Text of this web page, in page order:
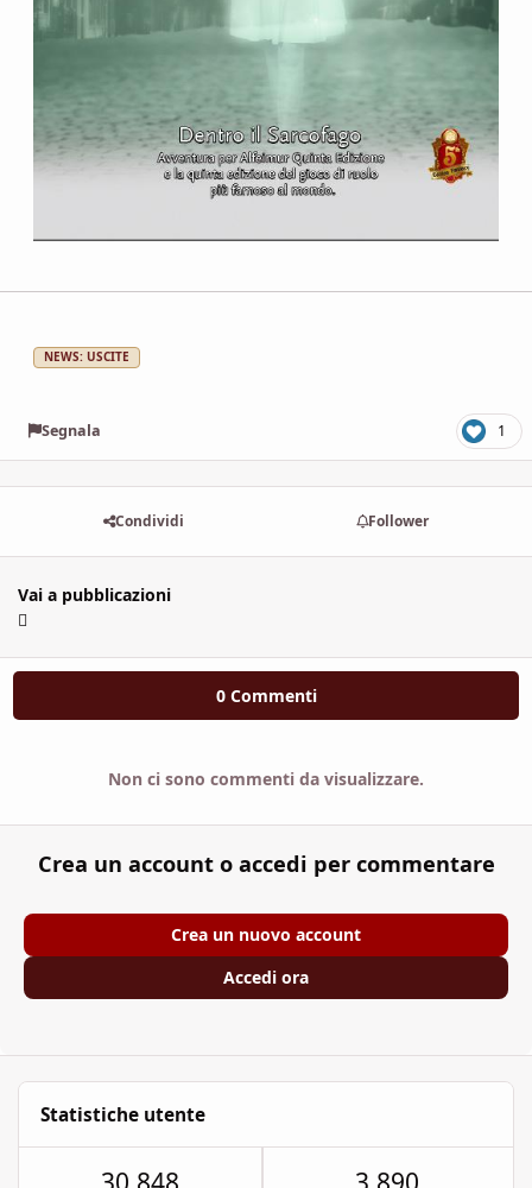
NEWS: USCITE
Segnala 1
Condividi Follower
Vai a pubblicazioni
0 Commenti
Non ci sono commenti da visualizzare.
Crea un account o accedi per commentare
Crea un nuovo account
Accedi ora
Statistiche utente